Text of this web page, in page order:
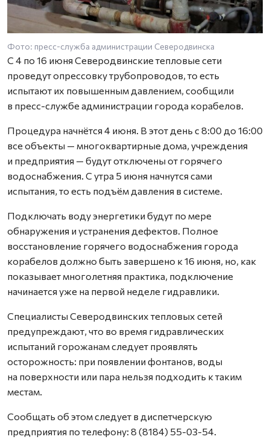
Фото: пресс-служба администрации Северодвинска
С 4 по 16 июня Северодвинские тепловые сети
проведут опрессовку трубопроводов, то есть
испытают их повышенным давлением, сообщили
в пресс-службе администрации города корабелов.
Процедура начнётся 4 июня. В этот день с 8:00 до 16:00
все объекты — многоквартирные дома, учреждения
и предприятия — будут отключены от горячего
водоснабжения. С утра 5 июня начнутся сами
испытания, то есть подъём давления в системе.
Подключать воду энергетики будут по мере
обнаружения и устранения дефектов. Полное
восстановление горячего водоснабжения города
корабелов должно быть завершено к 16 июня, но, как
показывает многолетняя практика, подключение
начинается уже на первой неделе гидравлики.
Специалисты Северодвинских тепловых сетей
предупреждают, что во время гидравлических
испытаний горожанам следует проявлять
осторожность: при появлении фонтанов, воды
на поверхности или пара нельзя подходить к таким
местам.
Сообщать об этом следует в диспетчерскую
предприятия по телефону: 8 (8184) 55-03-54.